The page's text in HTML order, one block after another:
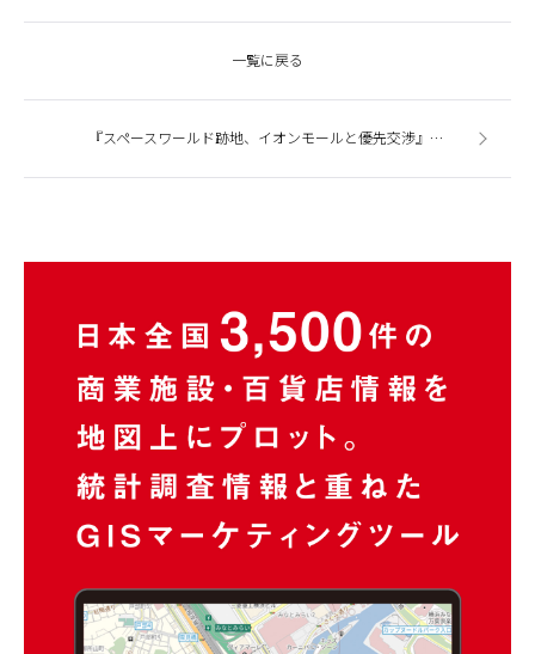
一覧に戻る
『スペースワールド跡地、イオンモールと優先交渉』今週の商業施設ニューストピックスまとめ（2017.8.23発行）